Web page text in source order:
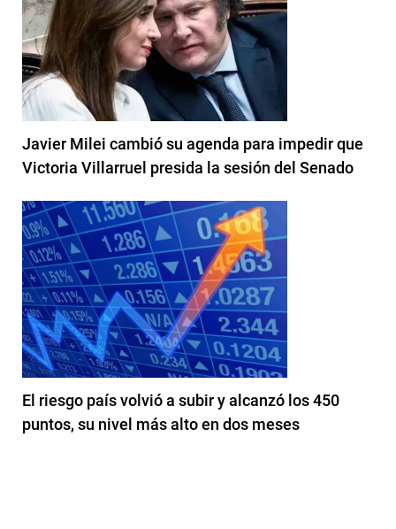
Javier Milei cambió su agenda para impedir que
Victoria Villarruel presida la sesión del Senado
El riesgo país volvió a subir y alcanzó los 450
puntos, su nivel más alto en dos meses